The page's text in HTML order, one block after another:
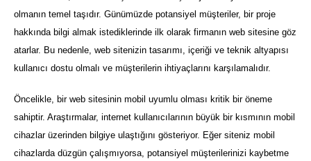
olmanın temel taşıdır. Günümüzde potansiyel müşteriler, bir proje
hakkında bilgi almak istediklerinde ilk olarak firmanın web sitesine göz
atarlar. Bu nedenle, web sitenizin tasarımı, içeriği ve teknik altyapısı
kullanıcı dostu olmalı ve müşterilerin ihtiyaçlarını karşılamalıdır.
Öncelikle, bir web sitesinin mobil uyumlu olması kritik bir öneme
sahiptir. Araştırmalar, internet kullanıcılarının büyük bir kısmının mobil
cihazlar üzerinden bilgiye ulaştığını gösteriyor. Eğer siteniz mobil
cihazlarda düzgün çalışmıyorsa, potansiyel müşterilerinizi kaybetme